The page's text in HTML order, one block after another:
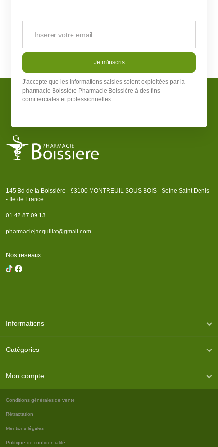
Je m'inscris
J'accepte que les informations saisies soient exploitées par la
pharmacie Boissière Pharmacie Boissière à des fins
commerciales et professionnelles.
145 Bd de la Boissière - 93100 MONTREUIL SOUS BOIS - Seine Saint Denis
- Ile de France
01 42 87 09 13
pharmaciejacquillat@gmail.com
Nos réseaux
Informations
Catégories
Mon compte
Conditions générales de vente
Rétractation
Mentions légales
Politique de confidentialité